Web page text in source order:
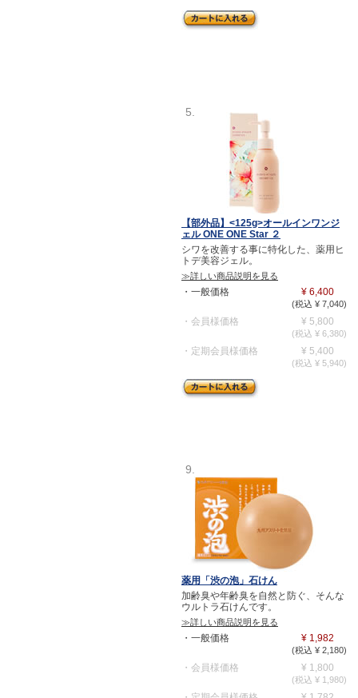
5.
【部外品】<125g>オールインワンジ
ェル ONE ONE Star ２
シワを改善する事に特化した、薬用ヒ
トデ美容ジェル。
≫詳しい商品説明を見る
・一般価格 ¥ 6,400
(税込 ¥ 7,040)
・会員様価格 ¥ 5,800
(税込 ¥ 6,380)
・定期会員様価格 ¥ 5,400
(税込 ¥ 5,940)
9.
薬用「渋の泡」石けん
加齢臭や年齢臭を自然と防ぐ、そんな
ウルトラ石けんです。
≫詳しい商品説明を見る
・一般価格 ¥ 1,982
(税込 ¥ 2,180)
・会員様価格 ¥ 1,800
(税込 ¥ 1,980)